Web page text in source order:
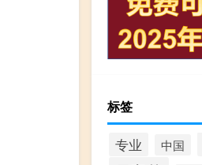
标签
专业 中国